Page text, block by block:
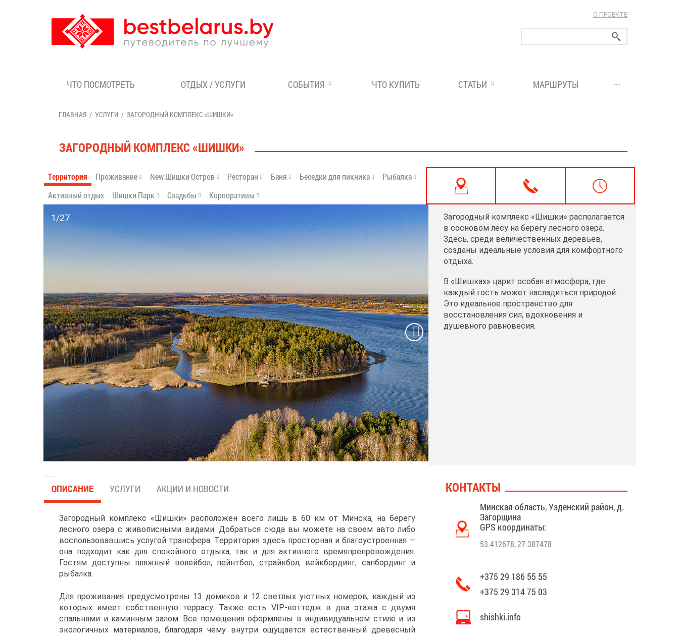
О ПРОЕКТЕ
ЧТО ПОСМОТРЕТЬ ОТДЫХ / УСЛУГИ СОБЫТИЯ ЧТО КУПИТЬ СТАТЬИ МАРШРУТЫ ...
ГЛАВНАЯ УСЛУГИ ЗАГОРОДНЫЙ КОМПЛЕКС «ШИШКИ»
ЗАГОРОДНЫЙ КОМПЛЕКС «ШИШКИ»
Территория Проживание New Шишки Остров Ресторан Баня Беседки для пикника
Рыбалка
Активный отдых
Шишки Парк Свадьбы Корпоративы
Загородный комплекс «Шишки» располагается
в сосновом лесу на берегу лесного озера.
Здесь, среди величественных деревьев,
созданы идеальные условия для комфортного
отдыха.
В «Шишках» царит особая атмосфера, где
каждый гость может насладиться природой.
Это идеальное пространство для
восстановления сил, вдохновения и
душевного равновесия.
1/27
ОПИСАНИЕ УСЛУГИ АКЦИИ И НОВОСТИ
Загородный комплекс «Шишки» расположен всего лишь в 60 км от Минска, на берегу
лесного озера с живописными видами. Добраться сюда вы можете на своем авто либо
воспользовавшись услугой трансфера. Территория здесь просторная и благоустроенная —
она подходит как для спокойного отдыха, так и для активного времяпрепровождения.
Гостям доступны пляжный волейбол, пейнтбол, страйкбол, вейкбординг, сапбординг и
рыбалка.
Для проживания предусмотрены 13 домиков и 12 светлых уютных номеров, каждый из
которых имеет собственную террасу. Также есть VIP-коттедж в два этажа с двумя
спальнями и каминным залом. Все помещения оформлены в индивидуальном стиле и из
экологичных материалов, благодаря чему внутри ощущается естественный древесный
КОНТАКТЫ
Минская область, Узденский район, д.
Загорщина
GPS координаты:
53.412678, 27.387478
+375 29 186 55 55
+375 29 314 75 03
shishki.info